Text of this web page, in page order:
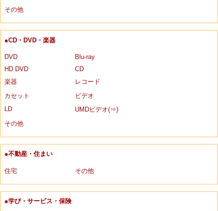
その他
●CD・DVD・楽器
DVD
Blu-ray
HD DVD
CD
楽器
レコード
カセット
ビデオ
LD
UMDビデオ(⇒)
その他
●不動産・住まい
住宅 その他
●学び・サービス・保険